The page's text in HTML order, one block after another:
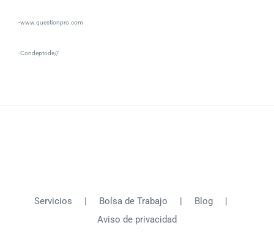
-www.questionpro.com
-Condeptode//
Servicios Bolsa de Trabajo
Blog
Aviso de privacidad